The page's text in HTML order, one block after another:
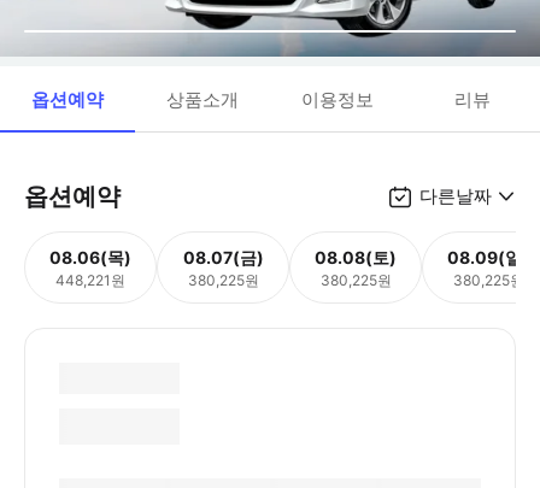
옵션예약 상품소개 이용정보 리뷰
옵션예약 다른날짜
08.06(목)
448,221원
08.07(금)
380,225원
08.08(토)
380,225원
08.09(일)
380,225원